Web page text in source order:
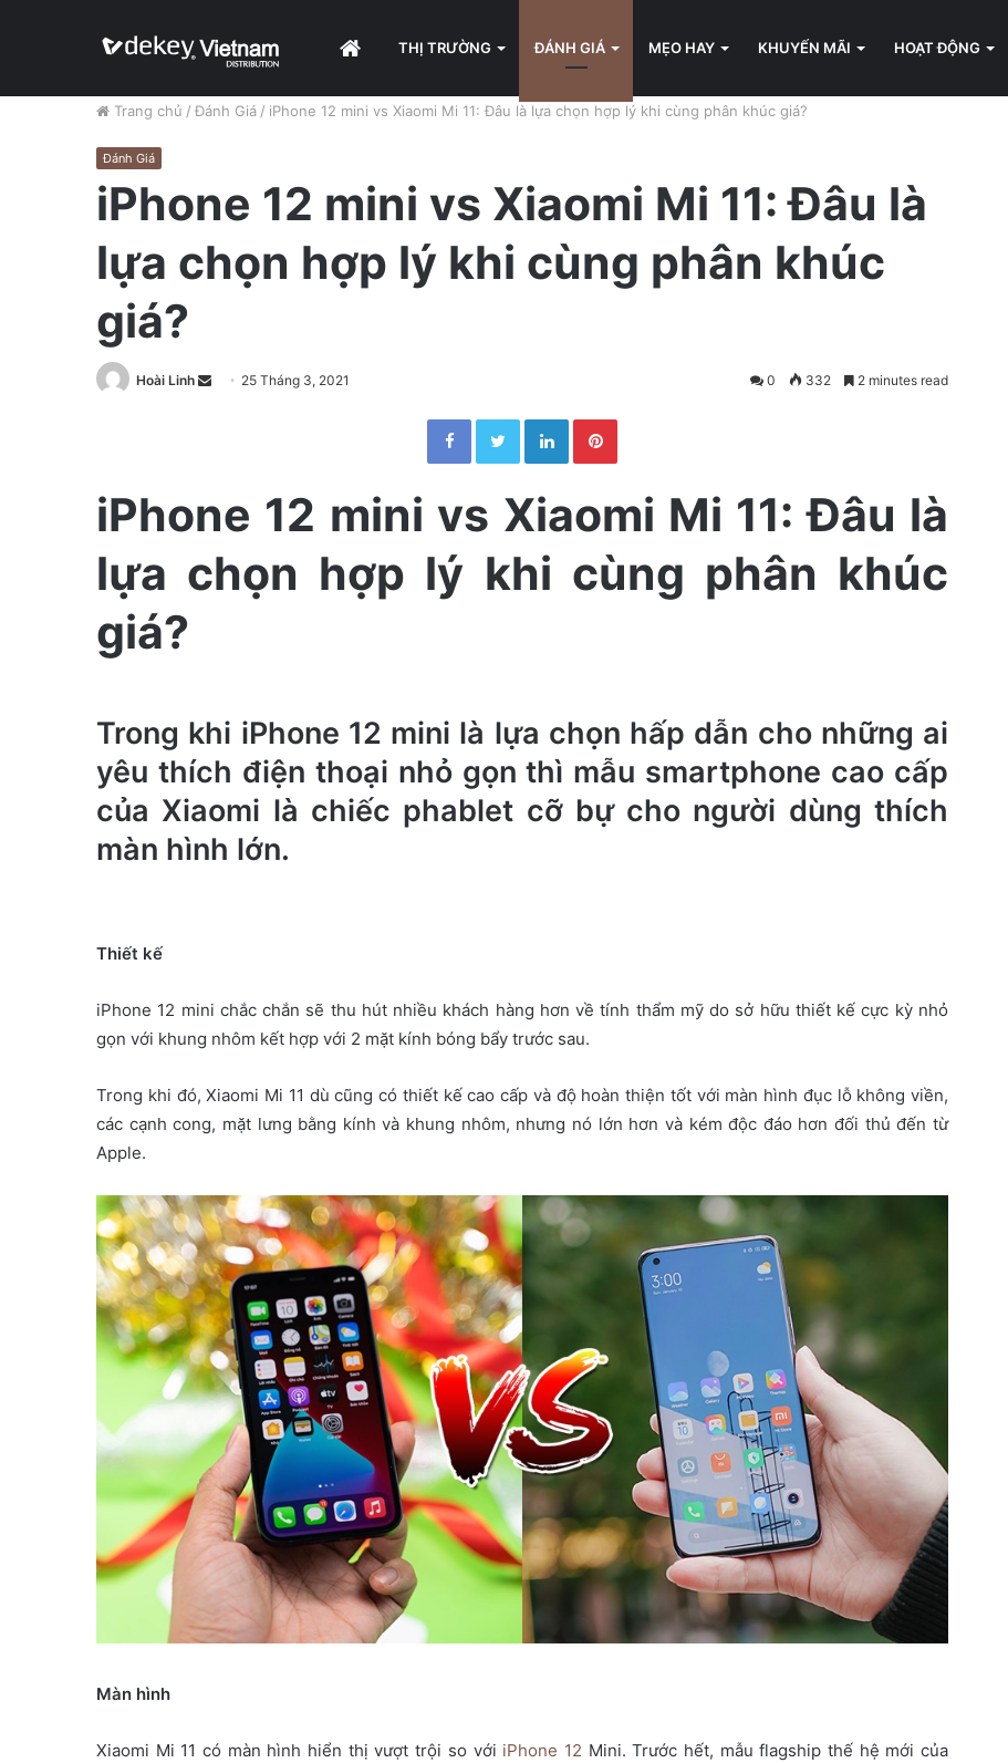
HOMETHỊ TRƯỜNG ĐÁNH GIÁ MẸO HAY KHUYẾN MÃI HOẠT ĐỘNG
Trang chủ / Đánh Giá / iPhone 12 mini vs Xiaomi Mi 11: Đâu là lựa chọn hợp lý khi cùng phân khúc giá?
Đánh Giá
iPhone 12 mini vs Xiaomi Mi 11: Đâu là
lựa chọn hợp lý khi cùng phân khúc
giá?
Hoài Linh
n
a
25 Tháng 3, 2021 0 332 2 minutes read
Facebook Twitter LinkedIn
iPhone 12 mini vs Xiaomi Mi 11: Đâu là
lựa chọn hợp lý khi cùng phân khúc
giá?
Trong khi iPhone 12 mini là lựa chọn hấp dẫn cho những ai
yêu thích điện thoại nhỏ gọn thì mẫu smartphone cao cấp
của Xiaomi là chiếc phablet cỡ bự cho người dùng thích
màn hình lớn.
Thiết kế
iPhone 12 mini chắc chắn sẽ thu hút nhiều khách hàng hơn về tính thẩm mỹ do sở hữu thiết kế cực kỳ nhỏ
gọn với khung nhôm kết hợp với 2 mặt kính bóng bẩy trước sau.
Trong khi đó, Xiaomi Mi 11 dù cũng có thiết kế cao cấp và độ hoàn thiện tốt với màn hình đục lỗ không viền,
các cạnh cong, mặt lưng bằng kính và khung nhôm, nhưng nó lớn hơn và kém độc đáo hơn đối thủ đến từ
Apple.
Màn hình
Xiaomi Mi 11 có màn hình hiển thị vượt trội so với iPhone 12 Mini. Trước hết, mẫu flagship thế hệ mới của